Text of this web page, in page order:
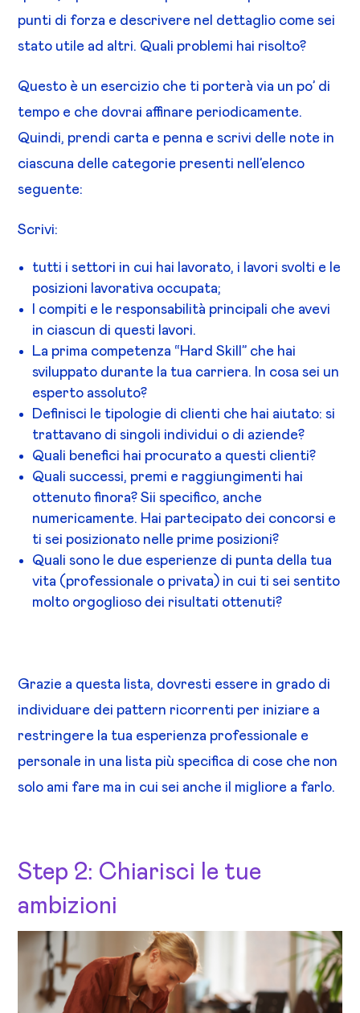
punti di forza e descrivere nel dettaglio come sei
stato utile ad altri. Quali problemi hai risolto?
Questo è un esercizio che ti porterà via un po’ di
tempo e che dovrai affinare periodicamente.
Quindi, prendi carta e penna e scrivi delle note in
ciascuna delle categorie presenti nell’elenco
seguente:
Scrivi:
tutti i settori in cui hai lavorato, i lavori svolti e le
posizioni lavorativa occupata;
I compiti e le responsabilità principali che avevi
in ciascun di questi lavori.
La prima competenza “Hard Skill” che hai
sviluppato durante la tua carriera. In cosa sei un
esperto assoluto?
Definisci le tipologie di clienti che hai aiutato: si
trattavano di singoli individui o di aziende?
Quali benefici hai procurato a questi clienti?
Quali successi, premi e raggiungimenti hai
ottenuto finora? Sii specifico, anche
numericamente. Hai partecipato dei concorsi e
ti sei posizionato nelle prime posizioni?
Quali sono le due esperienze di punta della tua
vita (professionale o privata) in cui ti sei sentito
molto orgoglioso dei risultati ottenuti?
Grazie a questa lista, dovresti essere in grado di
individuare dei pattern ricorrenti per iniziare a
restringere la tua esperienza professionale e
personale in una lista più specifica di cose che non
solo ami fare ma in cui sei anche il migliore a farlo.
Step 2: Chiarisci le tue
ambizioni